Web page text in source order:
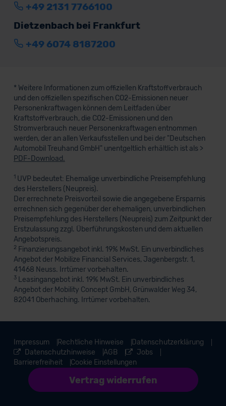
+49 2131 7766100
Dietzenbach bei Frankfurt
+49 6074 8187200
* Weitere Informationen zum offiziellen Kraftstoffverbrauch
und den offiziellen spezifischen CO2-Emissionen neuer
Personenkraftwagen können dem Leitfaden über
Kraftstoffverbrauch, die CO2-Emissionen und den
Stromverbrauch neuer Personenkraftwagen entnommen
werden, der an allen Verkaufsstellen und bei der "Deutschen
Automobil Treuhand GmbH" unentgeltlich erhältlich ist als >
PDF-Download.
1UVP bedeutet: Ehemalige unverbindliche Preisempfehlung
des Herstellers (Neupreis).
Der errechnete Preisvorteil sowie die angegebene Ersparnis
errechnen sich gegenüber der ehemaligen, unverbindlichen
Preisempfehlung des Herstellers (Neupreis) zum Zeitpunkt der
Erstzulassung zzgl. Überführungskosten und dem aktuellen
Angebotspreis.
2 Finanzierungsangebot inkl. 19% MwSt. Ein unverbindliches
Angebot der Mobilize Financial Services, Jagenbergstr. 1,
41468 Neuss. Irrtümer vorbehalten.
3Leasingangebot inkl. 19% MwSt. Ein unverbindliches
Angebot der Mobility Concept GmbH, Grünwalder Weg 34,
82041 Oberhaching. Irrtümer vorbehalten.
Impressum Rechtliche Hinweise
Datenschutzerklärung
Datenschutzhinweise
AGB
Jobs
Barrierefreiheit
Vertrag widerrufen
Cookie Einstellungen